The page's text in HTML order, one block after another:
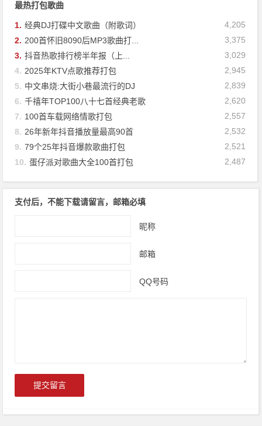
最热打包歌曲
4,205
1. 经典DJ打碟中文歌曲（附歌词）
3,375
2. 200首怀旧8090后MP3歌曲打...
3,029
3. 抖音热歌排行榜半年报（上...
2,945
4. 2025年KTV点歌推荐打包
2,839
5. 中文串烧:大街小巷最流行的DJ
2,620
6. 千禧年TOP100八十七首经典老歌
2,557
7. 100首车载网络情歌打包
2,532
8. 26年新年抖音播放量最高90首
2,521
9. 79个25年抖音爆款歌曲打包
2,487
10. 蛋仔派对歌曲大全100首打包
支付后，不能下载请留言，邮箱必填
昵称
邮箱
QQ号码